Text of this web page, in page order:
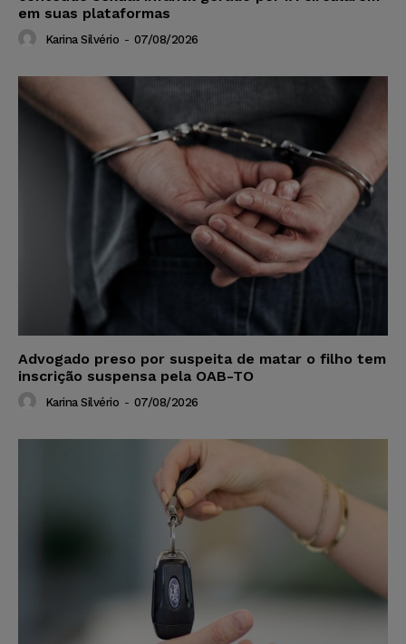
em suas plataformas
Karina Silvério - 07/08/2026
Advogado preso por suspeita de matar o filho tem
inscrição suspensa pela OAB-TO
Karina Silvério - 07/08/2026